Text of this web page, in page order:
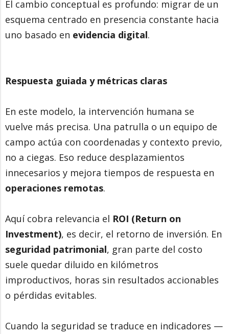
El cambio conceptual es profundo: migrar de un
esquema centrado en presencia constante hacia
uno basado en evidencia digital.
Respuesta guiada y métricas claras
En este modelo, la intervención humana se
vuelve más precisa. Una patrulla o un equipo de
campo actúa con coordenadas y contexto previo,
no a ciegas. Eso reduce desplazamientos
innecesarios y mejora tiempos de respuesta en
operaciones remotas.
Aquí cobra relevancia el ROI (Return on
Investment), es decir, el retorno de inversión. En
seguridad patrimonial, gran parte del costo
suele quedar diluido en kilómetros
improductivos, horas sin resultados accionables
o pérdidas evitables.
Cuando la seguridad se traduce en indicadores —